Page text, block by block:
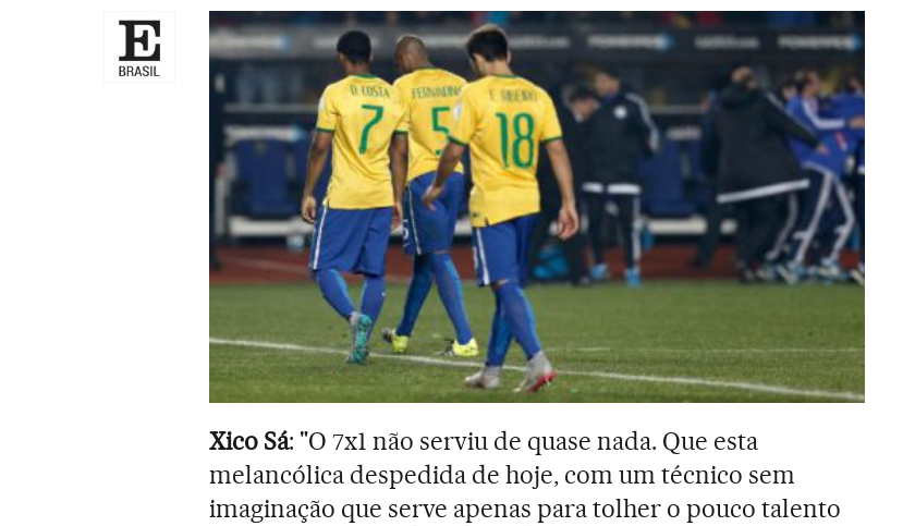
Xico Sá: "O 7x1 não serviu de quase nada. Que esta
melancólica despedida de hoje, com um técnico sem
imaginação que serve apenas para tolher o pouco talento